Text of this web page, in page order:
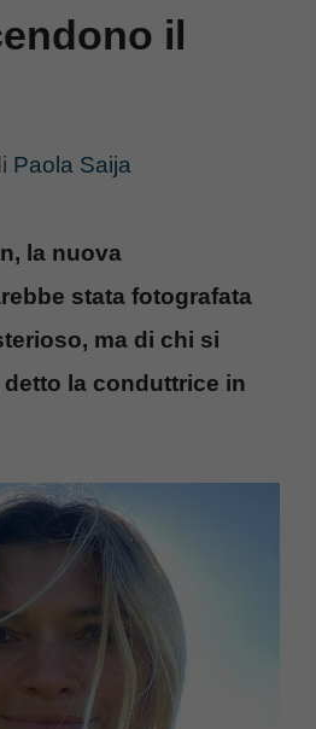
il
Paola Saija
la nuova
stata fotografata
ma di chi si
la conduttrice in